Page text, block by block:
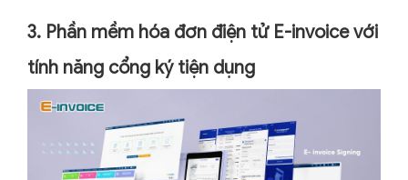
3. Phần mềm hóa đơn điện tử E-invoice với
tính năng cổng ký tiện dụng